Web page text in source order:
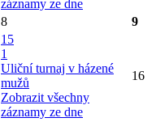
záznamy ze dne
8 9
15
1
Uliční turnaj v házené
mužů
Zobrazit všechny
záznamy ze dne
16